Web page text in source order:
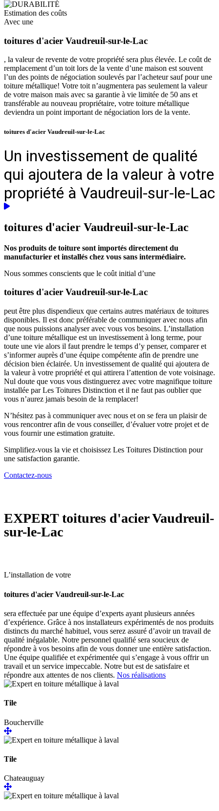
Estimation des coûts
Avec une
toitures d'acier Vaudreuil-sur-le-Lac
, la valeur de revente de votre propriété sera plus élevée. Le coût de
remplacement d’un toit lors de la vente d’une maison est souvent
l’un des points de négociation soulevés par l’acheteur sauf pour une
toiture métallique! Votre toit n’augmentera pas seulement la valeur
de votre maison mais avec sa garantie à vie limitée de 50 ans et
transférable au nouveau propriétaire, votre toiture métallique
deviendra un point important de négociation lors de la vente.
toitures d'acier Vaudreuil-sur-le-Lac
Un investissement de qualité
qui ajoutera de la valeur à votre
propriété à Vaudreuil-sur-le-Lac
toitures d'acier Vaudreuil-sur-le-Lac
Nos produits de toiture sont importés directement du
manufacturier et installés chez vous sans intermédiaire.
Nous sommes conscients que le coût initial d’une
toitures d'acier Vaudreuil-sur-le-Lac
peut être plus dispendieux que certains autres matériaux de toitures
disponibles. Il est donc préférable de communiquer avec nous afin
que nous puissions analyser avec vous vos besoins. L’installation
d’une toiture métallique est un investissement à long terme, pour
toute une vie alors il faut prendre le temps d’y penser, comparer et
s’informer auprès d’une équipe compétente afin de prendre une
décision bien éclairée. Un investissement de qualité qui ajoutera de
la valeur à votre propriété et qui attirera l’attention de vote voisinage.
Nul doute que vous vous distinguerez avec votre magnifique toiture
installée par Les Toitures Distinction et il ne faut pas oublier que
vous n’aurez jamais besoin de la remplacer!
N’hésitez pas à communiquer avec nous et on se fera un plaisir de
vous rencontrer afin de vous conseiller, d’évaluer votre projet et de
vous fournir une estimation gratuite.
Simplifiez-vous la vie et choisissez Les Toitures Distinction pour
une satisfaction garantie.
Contactez-nous
EXPERTtoitures d'acier Vaudreuil-
sur-le-Lac
L’installation de votre
toitures d'acier Vaudreuil-sur-le-Lac
sera effectuée par une équipe d’experts ayant plusieurs années
d’expérience. Grâce à nos installateurs expérimentés de nos produits
distincts du marché habituel, vous serez assuré d’avoir un travail de
qualité inégalable. Notre personnel qualifié sera soucieux de
répondre à vos besoins afin de vous donner une entière satisfaction.
Une équipe qualifiée et expérimentée qui s’engage à vous offrir un
travail et un service impeccable. Notre but est de satisfaire et
répondre aux attentes de nos clients. Nos réalisations
Tile
Boucherville
Tile
Chateauguay